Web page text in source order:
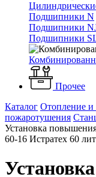
Подшипники N
Подшипники
Подшипники
Прочее
Каталог Отопление и
пожаротушения
Установка
60-16 Истратех 60